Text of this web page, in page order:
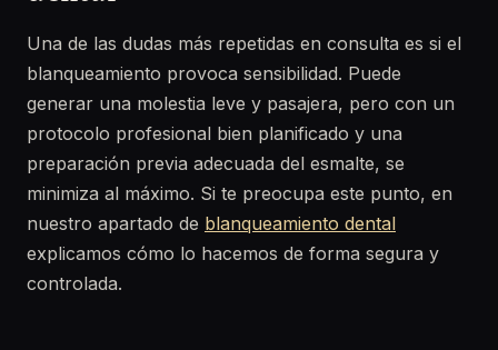
Una de las dudas más repetidas en consulta es si el
blanqueamiento provoca sensibilidad. Puede
generar una molestia leve y pasajera, pero con un
protocolo profesional bien planificado y una
preparación previa adecuada del esmalte, se
minimiza al máximo. Si te preocupa este punto, en
nuestro apartado de blanqueamiento dental
explicamos cómo lo hacemos de forma segura y
controlada.